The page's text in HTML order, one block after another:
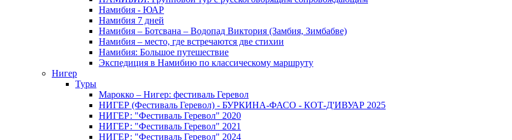
Намибия - ЮАР
Намибия 7 дней
Намибия – Ботсвана – Водопад Виктория (Замбия, Зимбабве)
Намибия – место, где встречаются две стихии
Намибия: Большое путешествие
Экспедиция в Намибию по классическому маршруту
Нигер
Туры
Марокко – Нигер: фестиваль Геревол
НИГЕР (Фестиваль Геревол) - БУРКИНА-ФАСО - КОТ-Д'ИВУАР 2025
НИГЕР: "Фестиваль Геревол" 2020
НИГЕР: "Фестиваль Геревол" 2021
НИГЕР: "Фестиваль Геревол" 2024